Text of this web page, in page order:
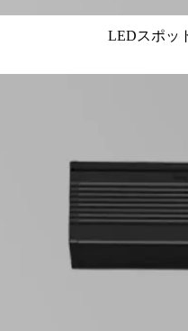
LEDスポッ